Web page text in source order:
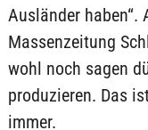
Ausländer haben“.
Massenzeitung
wohl noch sagen
produzieren. Das
immer.